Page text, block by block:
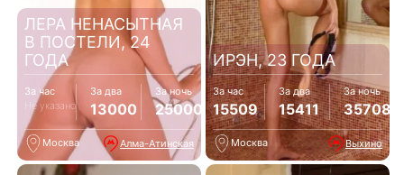
ЛЕРА НЕНАСЫТНАЯ
В ПОСТЕЛИ, 24
ГОДА
За час
Не указано
За два
13000
За ночь
25000
Москва Алма-Атинская
ИРЭН, 23 ГОДА
За час
15509
За два
15411
За ночь
35708
Москва Выхино